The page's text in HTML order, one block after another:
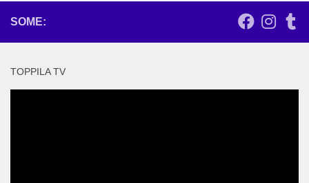
SOME:
TOPPILA TV